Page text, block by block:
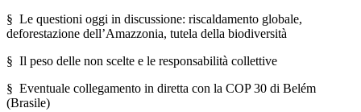
§ Le questioni oggi in discussione: riscaldamento globale,
deforestazione dell’Amazzonia, tutela della biodiversità
§ Il peso delle non scelte e le responsabilità collettive
§ Eventuale collegamento in diretta con la COP 30 di Belém
(Brasile)